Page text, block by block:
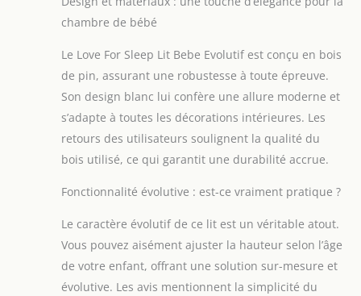
un bon alignement du corps pendant
le sommeil. Convient aux nouveau-nés
jusqu'à l'âge de trois ans environ
Peinture non toxique sans danger
pour votre bébé. Conforme aux
normes de sécurité européennes et
britanniques rigoureuses EN 716-1 ✔
BS 5852 ✔ BS 7177 ✔ BS 1877 ✔ 12
mois de garantie et d'assistance par la
L65 x H88cm
chambre de bébé
Le Love For Sleep Lit Bebe Evolutif est conçu en bois
de pin, assurant une robustesse à toute épreuve.
Son design blanc lui confère une allure moderne et
s’adapte à toutes les décorations intérieures. Les
retours des utilisateurs soulignent la qualité du
bois utilisé, ce qui garantit une durabilité accrue.
Fonctionnalité évolutive : est-ce vraiment pratique ?
Le caractère évolutif de ce lit est un véritable atout.
Vous pouvez aisément ajuster la hauteur selon l’âge
de votre enfant, offrant une solution sur-mesure et
évolutive. Les avis mentionnent la simplicité du